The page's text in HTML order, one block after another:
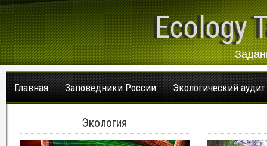
Ecology
Главная Заповедники России Экологический аудит
Экология